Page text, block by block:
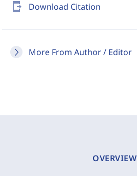
send_to_mobile Download Citation
More From Author / Editor
OVERVIEW